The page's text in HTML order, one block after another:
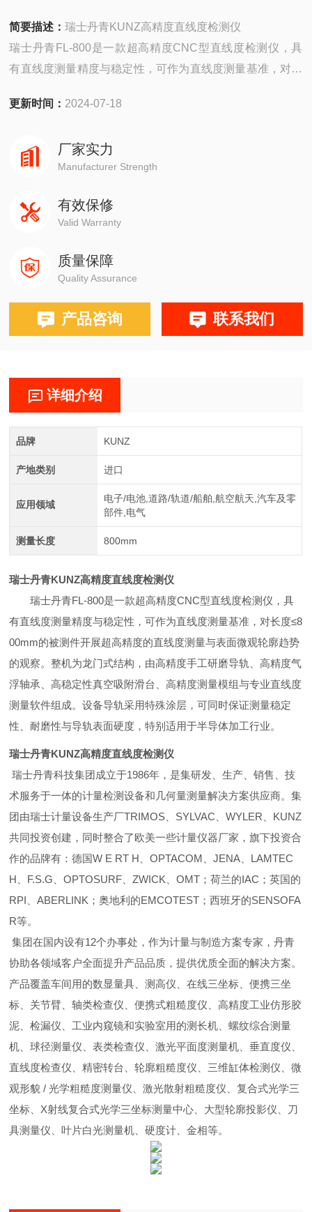
简要描述：瑞士丹青KUNZ高精度直线度检测仪
瑞士丹青FL-800是一款超高精度CNC型直线度检测仪，具
有直线度测量精度与稳定性，可作为直线度测量基准，对长
趋势的观察。整机为龙门式结构，由高精度手工研磨导轨、
与专业直线度测量软件组成。
更新时间： 2024-07-18
厂家实力
Manufacturer Strength
有效保修
Valid Warranty
质量保障
Quality Assurance
产品咨询 联系我们
详细介绍
品牌 KUNZ
产地类别 进口
应用领域
电子/电池,道路/轨道/船舶,航空航天,汽车及零
部件,电气
测量长度 800mm
瑞士丹青KUNZ高精度直线度检测仪
瑞士丹青FL-800是一款超高精度CNC型直线度检测仪，具
有直线度测量精度与稳定性，可作为直线度测量基准，对长度≤8
00mm的被测件开展超高精度的直线度测量与表面微观轮廓趋势
的观察。整机为龙门式结构，由高精度手工研磨导轨、高精度气
浮轴承、高稳定性真空吸附滑台、高精度测量模组与专业直线度
测量软件组成。设备导轨采用特殊涂层，可同时保证测量稳定
性、耐磨性与导轨表面硬度，特别适用于半导体加工行业。
瑞士丹青KUNZ高精度直线度检测仪
瑞士丹青科技集团成立于1986年，是集研发、生产、销售、技
术服务于一体的计量检测设备和几何量测量解决方案供应商。集
团由瑞士计量设备生产厂TRIMOS、SYLVAC、WYLER、KUNZ
共同投资创建，同时整合了欧美一些计量仪器厂家，旗下投资合
作的品牌有：德国W E RT H、OPTACOM、JENA、LAMTEC
H、F.S.G、OPTOSURF、ZWICK、OMT；荷兰的IAC；英国的
RPI、ABERLINK；奥地利的EMCOTEST；西班牙的SENSOFA
R等。
集团在国内设有12个办事处，作为计量与制造方案专家，丹青
协助各领域客户全面提升产品品质，提供优质全面的解决方案。
产品覆盖车间用的数显量具、测高仪、在线三坐标、便携三坐
标、关节臂、轴类检查仪、便携式粗糙度仪、高精度工业仿形胶
泥、检漏仪、工业内窥镜和实验室用的测长机、螺纹综合测量
机、球径测量仪、表类检查仪、激光平面度测量机、垂直度仪、
直线度检查仪、精密转台、轮廓粗糙度仪、三维缸体检测仪、微
观形貌 / 光学粗糙度测量仪、激光散射粗糙度仪、复合式光学三
坐标、X射线复合式光学三坐标测量中心、大型轮廓投影仪、刀
具测量仪、叶片白光测量机、硬度计、金相等。